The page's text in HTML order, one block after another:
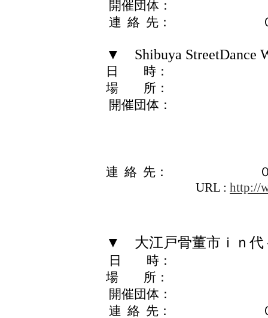
開催団体： 東
連 絡 先： ０３－
▼ Shibuya StreetDance
日 時： 11月22日
場 所： イベント広
開催団体： 国際交
連 絡 先： ０３－
URL : http://
▼ 大江戸骨董市ｉｎ代
日 時： 11月28日
場 所： ケヤ
開催団体： 大江
連 絡 先： ０３－